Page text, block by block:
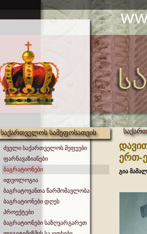
საქართველოს სამეფოსათვის
ძველი საქართველოს მეფეები
ფარნავაზიანები
ბაგრატიონები
იდეოლოგია
ბაგრატოვანთა წარმომავლობა
ბაგრატიონები დღეს
პროექტები
ბაგრატიონები საზღვარგარეთ
ერთ-
გია